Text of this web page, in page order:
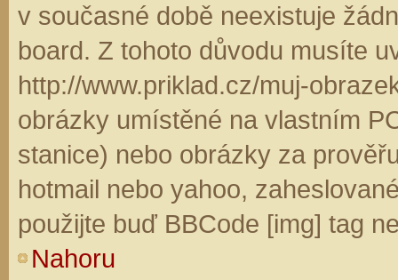
v současné době neexistuje
board. Z tohoto důvodu musíte
http://www.priklad.cz/muj-
obrázky umístěné na vlastním
stanice) nebo obrázky za
hotmail nebo yahoo,
použijte buď BBCode [img] tag
Nahoru